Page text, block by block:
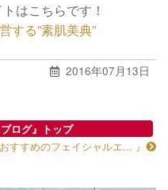
はこちらです！
する”素肌美典”
2016年07月13日
ログ』トップ
おすすめのフェイシャルエ... 』